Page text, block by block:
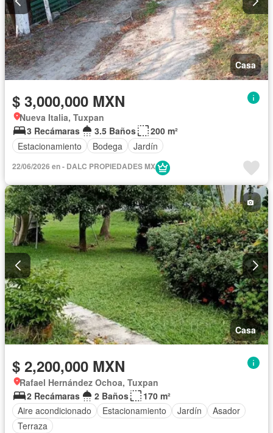
Casa
$ 3,000,000 MXN
Nueva Italia, Tuxpan
3 Recámaras
3.5 Baños
200 m²
Estacionamiento
Bodega Jardín
22/06/2026 en - DALC PROPIEDADES MX
Casa
$ 2,200,000 MXN
Rafael Hernández Ochoa, Tuxpan
2 Recámaras
2 Baños
170 m²
Aire acondicionado
Estacionamiento Jardín
Asador
Terraza